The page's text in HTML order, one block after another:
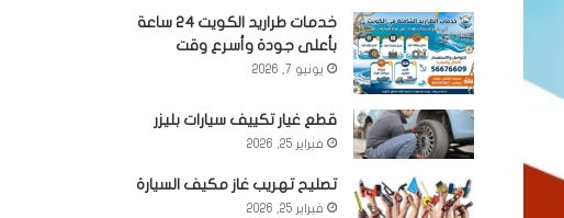
خدمات طراريد الكويت 24 ساعة
بأعلى جودة وأسرع وقت
يونيو 7, 2026
قطع غيار تكييف سيارات بليزر
فبراير 25, 2026
تصليح تهريب غاز مكيف السيارة
فبراير 25, 2026